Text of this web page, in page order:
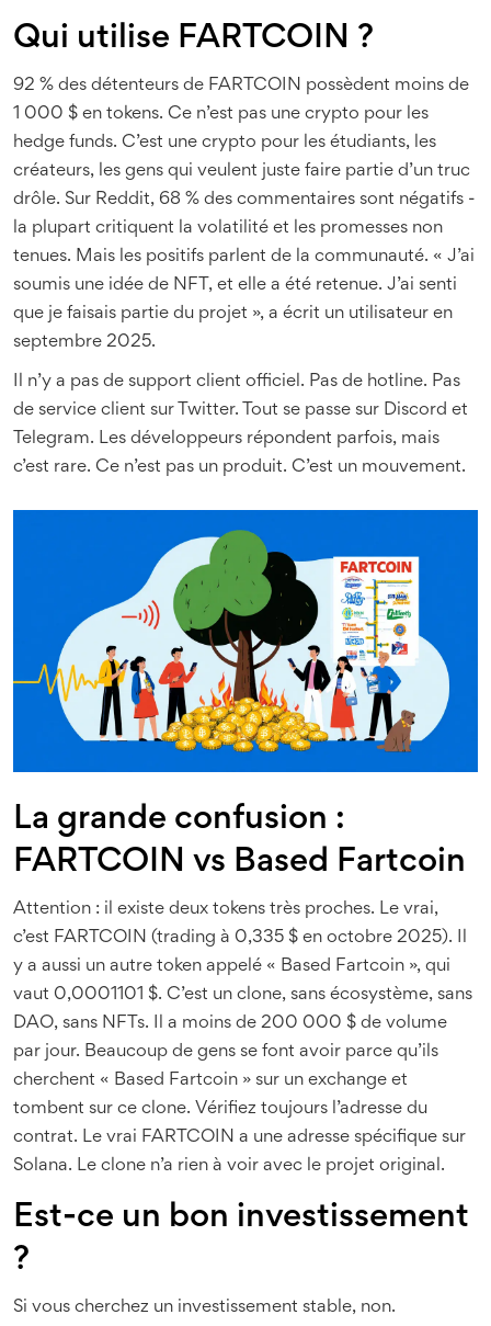
Qui utilise FARTCOIN ?
92 % des détenteurs de FARTCOIN possèdent moins de
1 000 $ en tokens. Ce n’est pas une crypto pour les
hedge funds. C’est une crypto pour les étudiants, les
créateurs, les gens qui veulent juste faire partie d’un truc
drôle. Sur Reddit, 68 % des commentaires sont négatifs -
la plupart critiquent la volatilité et les promesses non
tenues. Mais les positifs parlent de la communauté. « J’ai
soumis une idée de NFT, et elle a été retenue. J’ai senti
que je faisais partie du projet », a écrit un utilisateur en
septembre 2025.
Il n’y a pas de support client officiel. Pas de hotline. Pas
de service client sur Twitter. Tout se passe sur Discord et
Telegram. Les développeurs répondent parfois, mais
c’est rare. Ce n’est pas un produit. C’est un mouvement.
La grande confusion :
FARTCOIN vs Based Fartcoin
Attention : il existe deux tokens très proches. Le vrai,
c’est FARTCOIN (trading à 0,335 $ en octobre 2025). Il
y a aussi un autre token appelé « Based Fartcoin », qui
vaut 0,0001101 $. C’est un clone, sans écosystème, sans
DAO, sans NFTs. Il a moins de 200 000 $ de volume
par jour. Beaucoup de gens se font avoir parce qu’ils
cherchent « Based Fartcoin » sur un exchange et
tombent sur ce clone. Vérifiez toujours l’adresse du
contrat. Le vrai FARTCOIN a une adresse spécifique sur
Solana. Le clone n’a rien à voir avec le projet original.
Est-ce un bon investissement
?
Si vous cherchez un investissement stable, non.